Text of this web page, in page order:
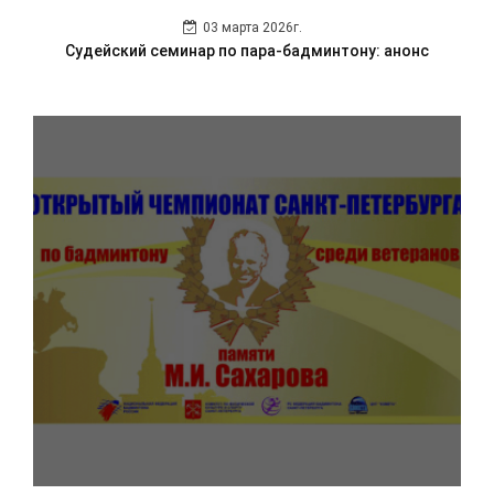
03 марта 2026г.
Судейский семинар по пара-бадминтону: анонс